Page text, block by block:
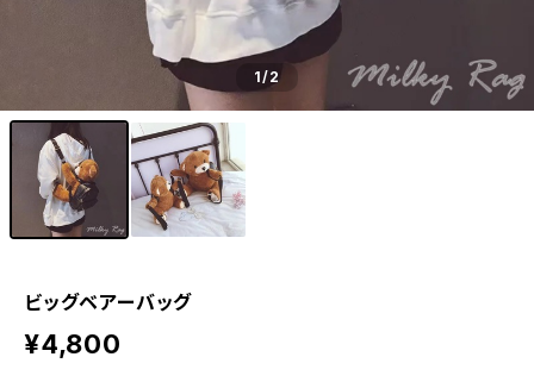
1/2
ビッグベアーバッグ
¥4,800